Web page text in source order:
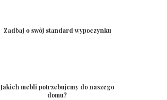
Zadbaj o swój standard wypoczynku
Jakich mebli potrzebujemy do naszego
domu?